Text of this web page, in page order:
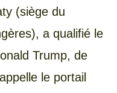
(siège du
a qualifié le
Trump, de
le portail